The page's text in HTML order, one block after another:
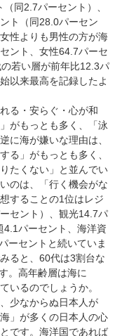
同2.7パーセント）、
ト（同28.0パーセン
性よりも男性の方が海
ント、女性64.7パーセ
若い層が前年比12.3パ
以来最高を記録したよ
る・安らぐ・心が和
がもっとも多く、「泳
に海が嫌いな理由は、
る」がもっとも多く、
たくない」と並んでい
のは、「行く機会がな
することの1位はレジ
セント）、観光14.7パ
4.1パーセント、海洋資
ーセントと続いていま
ると、60代は3割台な
。高年齢層は海に
いるのでしょうか。
少なからぬ日本人が
」が多くの日本人の心
です。海洋国であれば